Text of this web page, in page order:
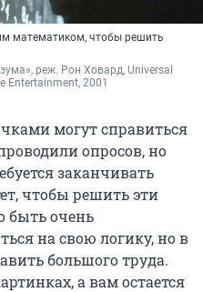
математиком, чтобы решить
реж. Рон Ховард, Universal
Entertainment, 2001
могут справиться
опросов, но
заканчивать
чтобы решить эти
быть очень
на свою логику, но в
большого труда.
а вам остается